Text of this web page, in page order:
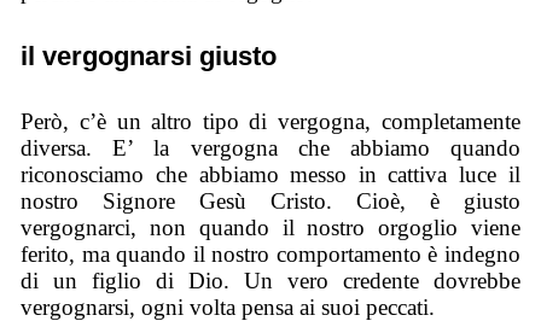
il vergognarsi giusto
Però, c’è un altro tipo di vergogna, completamente
diversa. E’ la vergogna che abbiamo quando
riconosciamo che abbiamo messo in cattiva luce il
nostro Signore Gesù Cristo. Cioè, è giusto
vergognarci, non quando il nostro orgoglio viene
ferito, ma quando il nostro comportamento è indegno
di un figlio di Dio. Un vero credente dovrebbe
vergognarsi, ogni volta pensa ai suoi peccati.